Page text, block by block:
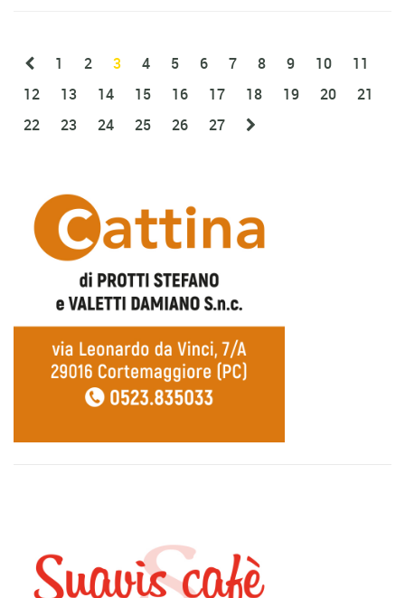
1 2 3 4 5 6 7 8 9 10
11
12
13 14 15 16 17 18 19 20
21
22
23 24 25 26 27